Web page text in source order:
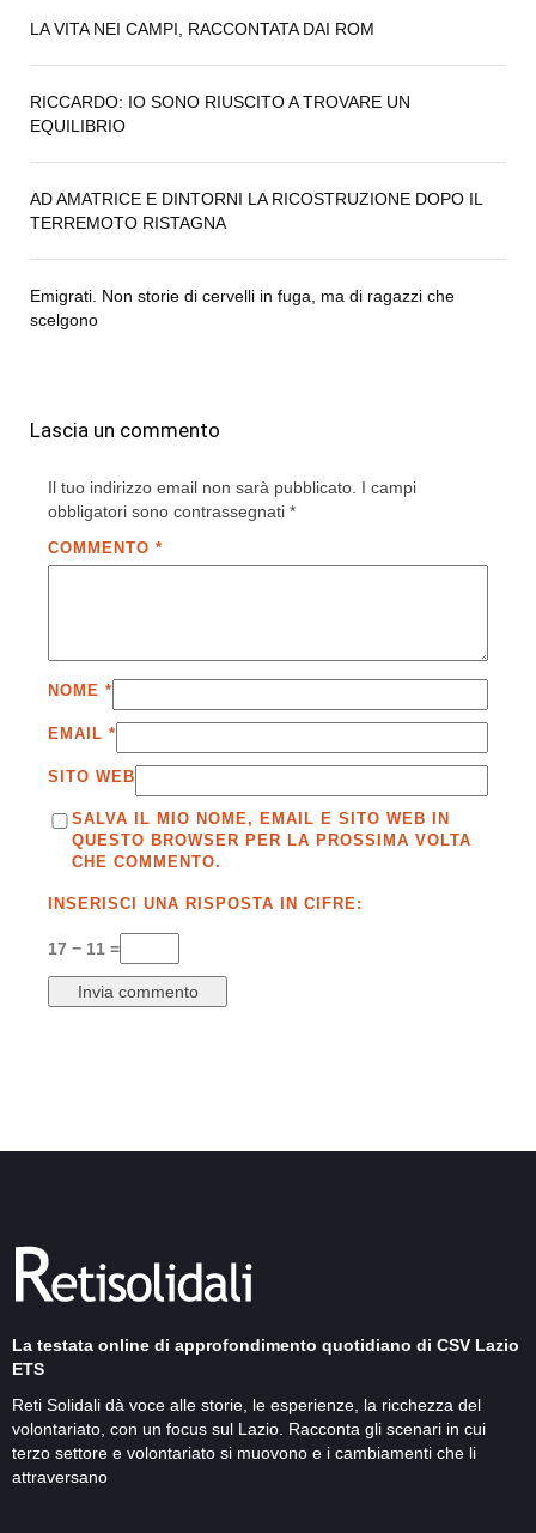
LA VITA NEI CAMPI, RACCONTATA DAI ROM
RICCARDO: IO SONO RIUSCITO A TROVARE UN
EQUILIBRIO
AD AMATRICE E DINTORNI LA RICOSTRUZIONE DOPO IL
TERREMOTO RISTAGNA
Emigrati. Non storie di cervelli in fuga, ma di ragazzi che
scelgono
Lascia un commento
Il tuo indirizzo email non sarà pubblicato. I campi
obbligatori sono contrassegnati *
COMMENTO *
NOME *
EMAIL *
SITO WEB
SALVA IL MIO NOME, EMAIL E SITO WEB IN
QUESTO BROWSER PER LA PROSSIMA VOLTA
CHE COMMENTO.
INSERISCI UNA RISPOSTA IN CIFRE:
17 − 11 =
La testata online di approfondimento quotidiano di CSV Lazio
ETS
Reti Solidali dà voce alle storie, le esperienze, la ricchezza del
volontariato, con un focus sul Lazio. Racconta gli scenari in cui
terzo settore e volontariato si muovono e i cambiamenti che li
attraversano